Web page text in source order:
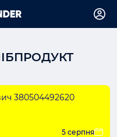
380504492620
5 серпня